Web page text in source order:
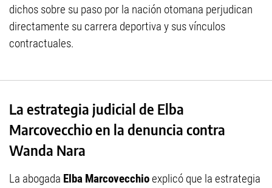
dichos sobre su paso por la nación otomana perjudican
directamente su carrera deportiva y sus vínculos
contractuales.
La estrategia judicial de Elba
Marcovecchio en la denuncia contra
Wanda Nara
La abogada Elba Marcovecchioexplicó que la estrategia